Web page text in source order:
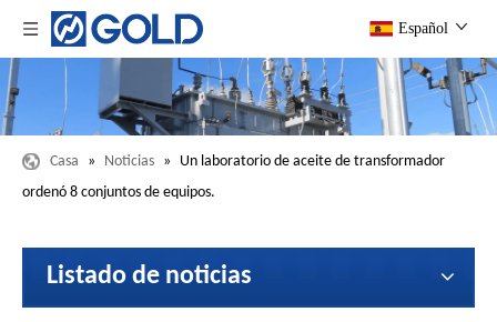
Español
Casa » Noticias »
Un laboratorio de aceite de transformador
ordenó 8 conjuntos de equipos.
Listado de noticias